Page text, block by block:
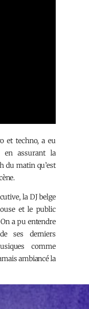
et techno, a eu
en assurant la
du matin qu’est
la DJ belge
et le public
a pu entendre
ses derniers
comme
ambiancé la